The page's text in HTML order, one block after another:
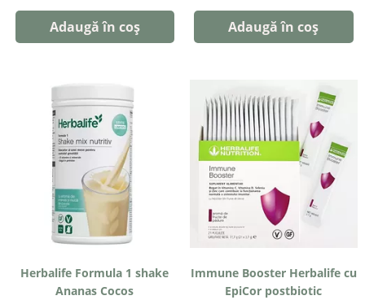
Adaugă în coș Adaugă în coș
Herbalife Formula 1 shake
Ananas Cocos
Immune Booster Herbalife cu
EpiCor postbiotic